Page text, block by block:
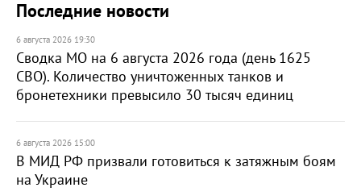
Последние новости
6 августа 2026 19:30
Сводка МО на 6 августа 2026 года (день 1625
СВО). Количество уничтоженных танков и
бронетехники превысило 30 тысяч единиц
6 августа 2026 15:00
В МИД РФ призвали готовиться к затяжным боям
на Украине